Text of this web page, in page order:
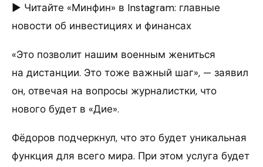
► Читайте «Минфин» в Instagram: главные
новости об инвестициях и финансах
«Это позволит нашим военным жениться
на дистанции. Это тоже важный шаг», — заявил
он, отвечая на вопросы журналистки, что
нового будет в «Дие».
Фёдоров подчеркнул, что это будет уникальная
функция для всего мира. При этом услуга будет